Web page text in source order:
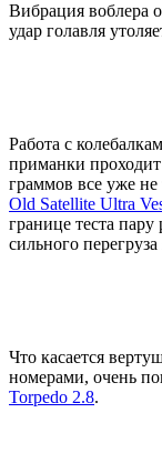
Вибрация воблера
удар голавля
Работа с
приманки
граммов все уже
Old Satellite Ultra
границе теста
сильного
Что касается
номерами, очень
Torpedo 2.8.